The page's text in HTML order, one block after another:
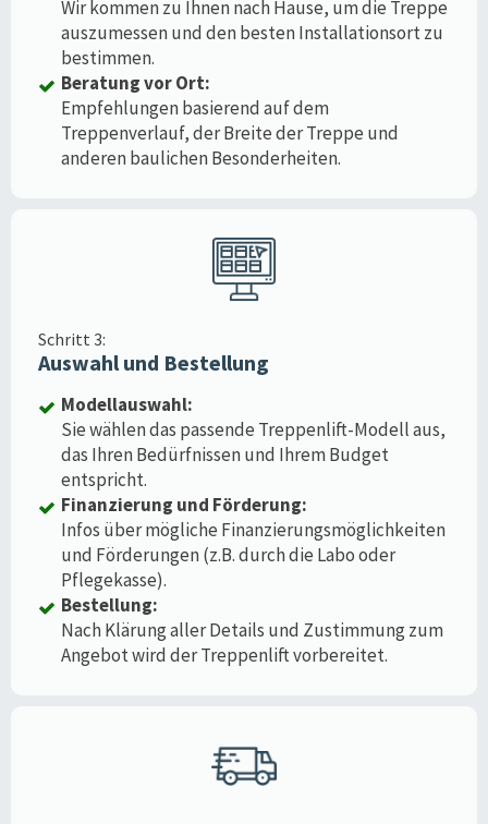
Wir kommen zu Ihnen nach Hause, um die Treppe
auszumessen und den besten Installationsort zu
bestimmen.
Beratung vor Ort:
Empfehlungen basierend auf dem
Treppenverlauf, der Breite der Treppe und
anderen baulichen Besonderheiten.
Schritt 3:
Auswahl und Bestellung
Modellauswahl:
Sie wählen das passende Treppenlift-Modell aus,
das Ihren Bedürfnissen und Ihrem Budget
entspricht.
Finanzierung und Förderung:
Infos über mögliche Finanzierungsmöglichkeiten
und Förderungen (z.B. durch die Labo oder
Pflegekasse).
Bestellung:
Nach Klärung aller Details und Zustimmung zum
Angebot wird der Treppenlift vorbereitet.